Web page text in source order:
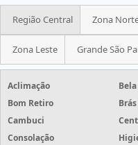
Região Central Zona
Zona Leste Grande São
Aclimação
Bom Retiro
Brás
Cambuci
Consolação